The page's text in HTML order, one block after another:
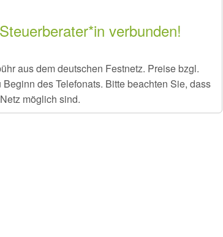
verbunden!
aus dem deutschen Festnetz. Preise bzgl.
des Telefonats. Bitte beachten Sie, dass
möglich sind.